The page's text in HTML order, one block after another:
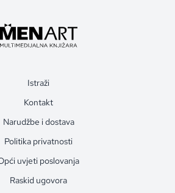
Istraži
Kontakt
Narudžbe i dostava
Politika privatnosti
uvjeti poslovanja
Raskid ugovora